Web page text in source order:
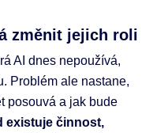
změnit jejich roli
AI dnes nepoužívá,
Problém ale nastane,
posouvá a jak bude
existuje činnost,